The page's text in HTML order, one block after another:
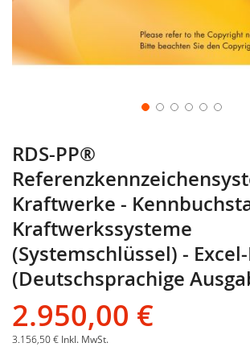
RDS-PP®
Kraftwerke -
Kraftwerkssysteme
(Systemschlüssel) -
(Deutschsprachige
2.950,00 €
3.156,50 € Inkl. MwSt.